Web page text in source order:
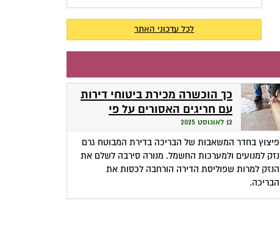
לכל עדכוני האתר
כך הוכשרה מכירת ביטוחי דירות
עם חריגים האסורים על פי
הפוליסה התקנית
12 לאוגוסט 2025
פיצוץ בחדר המשאבות של הבריכה בדירת המבוטח גרם
נזק למנועים ולמערכות החשמל. מנורה סירבה לשלם את
הנזק למרות שפוליסת הדירה הורחבה לכסות את
הבריכה.